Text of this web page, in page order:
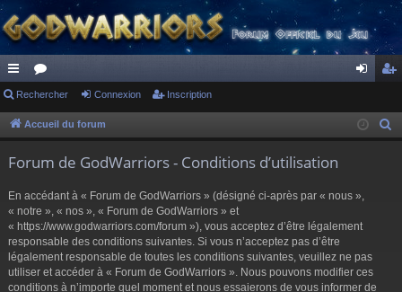
ac
co
s
or
u ne cri
Rechercher Connexion Inscription
Accueil du forum
Forum de GodWarriors - Conditions d’utilisation
En accédant à « Forum de GodWarriors » (désigné ci-après par « nous »,
« notre », « nos », « Forum de GodWarriors » et
« https://www.godwarriors.com/forum »), vous acceptez d’être légalement
responsable des conditions suivantes. Si vous n’acceptez pas d’être
légalement responsable de toutes les conditions suivantes, veuillez ne pas
utiliser et accéder à « Forum de GodWarriors ». Nous pouvons modifier ces
conditions à n’importe quel moment et nous essaierons de vous informer de